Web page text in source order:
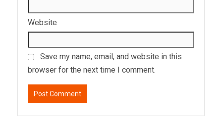
Website
Save my name, email, and website in this
browser for the next time I comment.